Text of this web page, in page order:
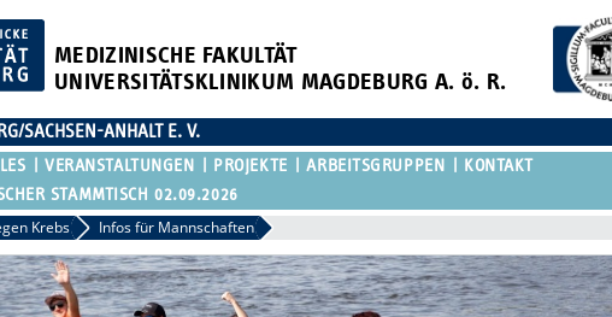
MEDIZINISCHE FAKULTÄT
UNIVERSITÄTSKLINIKUM MAGDEBURG A. ö. R.
SACHSEN-ANHALT E. V.
VERANSTALTUNGEN PROJEKTE ARBEITSGRUPPEN
KONTAKT
STAMMTISCH 02.09.2026
Krebs Infos für Mannschaften